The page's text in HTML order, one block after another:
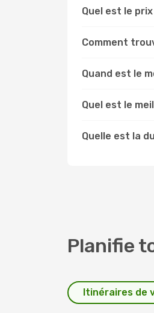
Quel est le
Comment
Quand est le
Quel est le
Quelle est la
Planifie
Itinéraires de